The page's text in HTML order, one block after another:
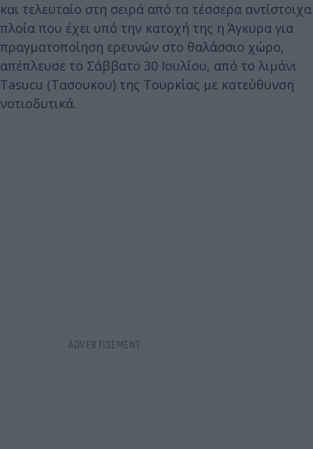
και τελευταίο στη σειρά από τα τέσσερα αντίστοιχα
πλοία που έχει υπό την κατοχή της η Άγκυρα για
πραγματοποίηση ερευνών στο θαλάσσιο χώρο,
απέπλευσε το Σάββατο 30 Ιουλίου, από το λιμάνι
Tasucu (Τασουκου) της Τουρκίας με κατεύθυνση
νοτιοδυτικά.